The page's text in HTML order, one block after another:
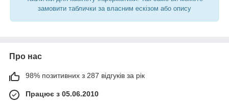
замовити таблички за власним ескізом або опису
Про нас
98% позитивних з 287 відгуків за рік
Працює з 05.06.2010